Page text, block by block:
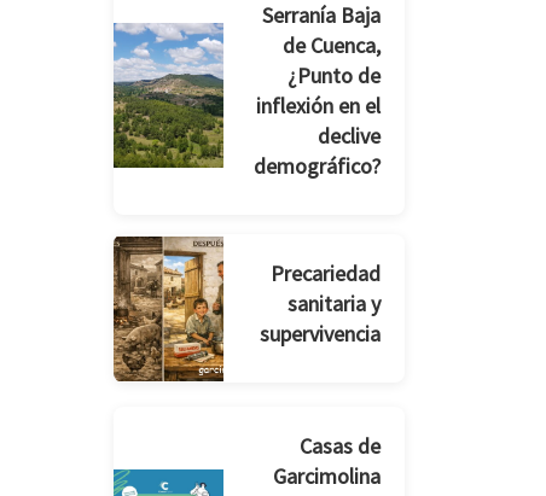
Serranía Baja
de Cuenca,
¿Punto de
inflexión en el
declive
demográfico?
Precariedad
sanitaria y
supervivencia
Casas de
Garcimolina